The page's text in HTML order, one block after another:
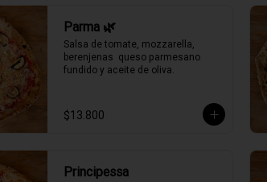
Parma 🌿
Salsa de tomate, mozzarella,
berenjenas  queso parmesano
fundido y aceite de oliva.
$13.800
Principessa